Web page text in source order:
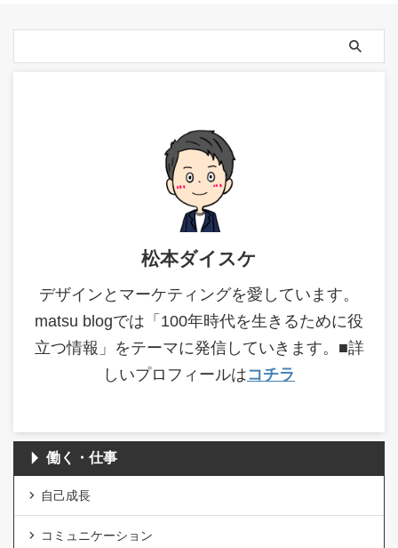
松本ダイスケ
デザインとマーケティングを愛しています。
matsu blogでは「100年時代を生きるために役
立つ情報」をテーマに発信していきます。■詳
しいプロフィールはコチラ
働く・仕事
自己成長
コミュニケーション